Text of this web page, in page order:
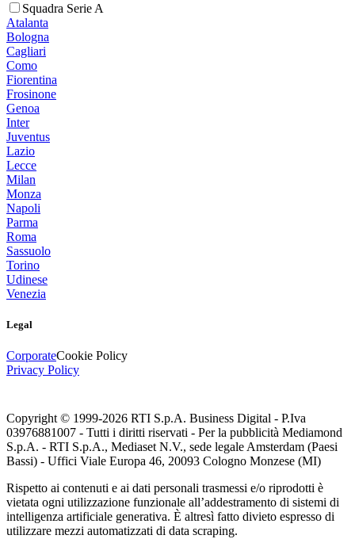
Squadra Serie A
Atalanta
Bologna
Cagliari
Como
Fiorentina
Frosinone
Genoa
Inter
Juventus
Lazio
Lecce
Milan
Monza
Napoli
Parma
Roma
Sassuolo
Torino
Udinese
Venezia
Legal
CorporateCookie Policy
Privacy Policy
Copyright © 1999-2026 RTI S.p.A. Business Digital - P.Iva
03976881007 - Tutti i diritti riservati - Per la pubblicità Mediamond
S.p.A. - RTI S.p.A., Mediaset N.V., sede legale Amsterdam (Paesi
Bassi) - Uffici Viale Europa 46, 20093 Cologno Monzese (MI)
Rispetto ai contenuti e ai dati personali trasmessi e/o riprodotti è
vietata ogni utilizzazione funzionale all’addestramento di sistemi di
intelligenza artificiale generativa. È altresì fatto divieto espresso di
utilizzare mezzi automatizzati di data scraping.